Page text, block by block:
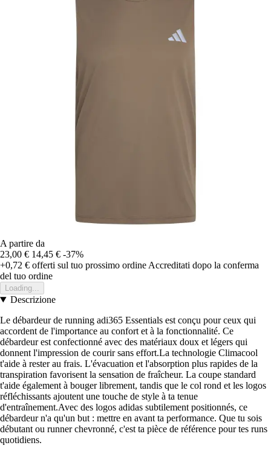
A partire da
23,00 € 14,45 € -37%
+0,72 € offerti sul tuo prossimo ordine Accreditati dopo la conferma
del tuo ordine
Loading...
Descrizione
Le débardeur de running adi365 Essentials est conçu pour ceux qui
accordent de l'importance au confort et à la fonctionnalité. Ce
débardeur est confectionné avec des matériaux doux et légers qui
donnent l'impression de courir sans effort.La technologie Climacool
t'aide à rester au frais. L'évacuation et l'absorption plus rapides de la
transpiration favorisent la sensation de fraîcheur. La coupe standard
t'aide également à bouger librement, tandis que le col rond et les logos
réfléchissants ajoutent une touche de style à ta tenue
d'entraînement.Avec des logos adidas subtilement positionnés, ce
débardeur n'a qu'un but : mettre en avant ta performance. Que tu sois
débutant ou runner chevronné, c'est ta pièce de référence pour tes runs
quotidiens.